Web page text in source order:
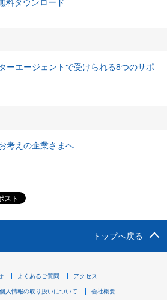
料ダウンロード
ーエージェントで受けられる8つのサポ
考えの企業さまへ
トップへ戻る
よくあるご質問 アクセス
個人情報の取り扱いについて 会社概要